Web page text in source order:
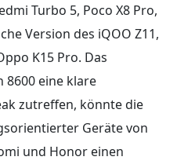
Turbo 5, Poco X8 Pro,
Version des iQOO Z11,
K15 Pro. Das
eine klare
zutreffen, könnte die
Geräte von
und Honor einen